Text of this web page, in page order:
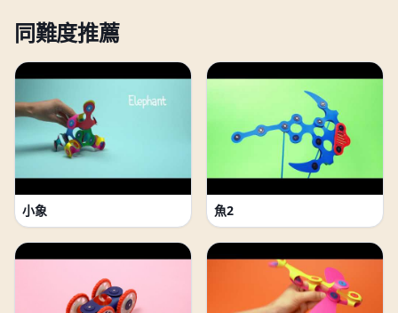
同難度推薦
小象 魚2